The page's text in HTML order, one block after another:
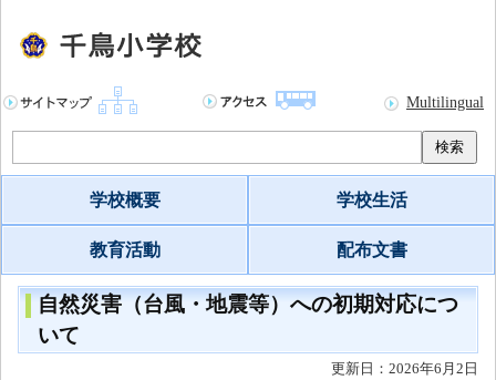
Multilingual
検索
学校概要 学校生活
教育活動 配布文書
自然災害（台風・地震等）への初期対応につ
いて
更新日：2026年6月2日